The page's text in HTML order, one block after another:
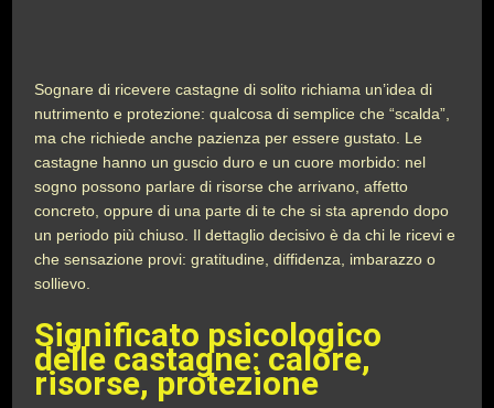
Sognare di ricevere castagne di solito richiama un’idea di
nutrimento e protezione: qualcosa di semplice che “scalda”,
ma che richiede anche pazienza per essere gustato. Le
castagne hanno un guscio duro e un cuore morbido: nel
sogno possono parlare di risorse che arrivano, affetto
concreto, oppure di una parte di te che si sta aprendo dopo
un periodo più chiuso. Il dettaglio decisivo è da chi le ricevi e
che sensazione provi: gratitudine, diffidenza, imbarazzo o
sollievo.
Significato psicologico
delle castagne: calore,
risorse, protezione